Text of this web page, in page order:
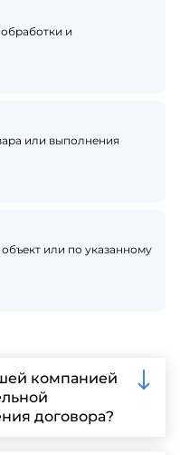
и
или выполнения
или по указанному
компанией
договора?